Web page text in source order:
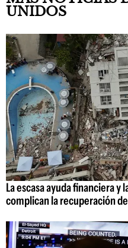
UNIDOS
La escasa ayuda financiera
complican la recuperación